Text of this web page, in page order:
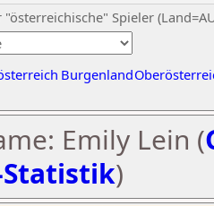
"österreichische" Spieler
Burgenland
Emily Lein (
)